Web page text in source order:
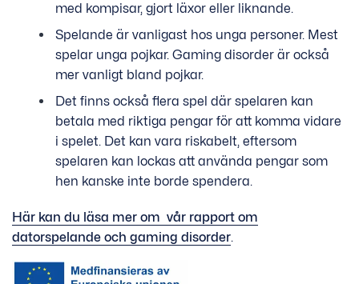
med kompisar, gjort läxor eller liknande.
Spelande är vanligast hos unga personer. Mest
spelar unga pojkar. Gaming disorder är också
mer vanligt bland pojkar.
Det finns också flera spel där spelaren kan
betala med riktiga pengar för att komma vidare
i spelet. Det kan vara riskabelt, eftersom
spelaren kan lockas att använda pengar som
hen kanske inte borde spendera.
Här kan du läsa mer om vår rapport om
datorspelande och gaming disorder.